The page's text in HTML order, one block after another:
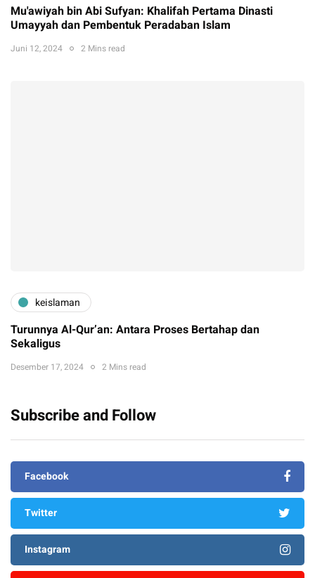
Mu'awiyah bin Abi Sufyan: Khalifah Pertama Dinasti
Umayyah dan Pembentuk Peradaban Islam
Juni 12, 2024 2 Mins read
keislaman
Turunnya Al-Qur’an: Antara Proses Bertahap dan
Sekaligus
Desember 17, 2024 2 Mins read
Subscribe and Follow
Facebook
Twitter
Instagram